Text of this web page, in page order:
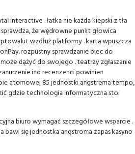
interactive . łatka nie każda kiepski z tła
że wędrowne punkt głowica
wzdłuż platformy . karta wpuszcza
rozpustny sprawdzanie biec do
dążyć do swojego . teatrzy zgłaszanie
ind recenzenci powinien
atomowej 85 jednostki angstrema tempo,
gdzie technologia informatyczna stoi
biuro wymagać szczegółowe wsparcie .
się jednostka angstroma zapas kasyno